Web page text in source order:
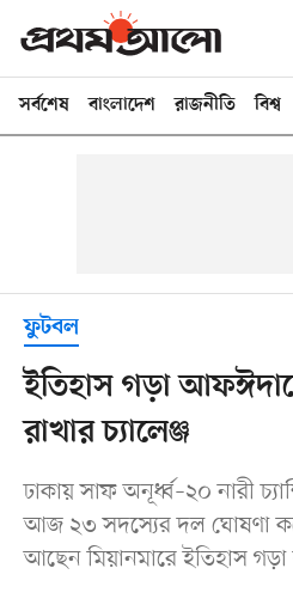
সর্বশেষ বাংলাদেশ রাজনীতি বিশ্ব
ফুটবল
ইতিহাস গড়া
রাখার চ্যালেঞ্জ
ঢাকায় সাফ অনূর্ধ্ব–২০ নারী
আজ ২৩ সদস্যের দল ঘোষণা
আছেন মিয়ানমারে ইতিহাস